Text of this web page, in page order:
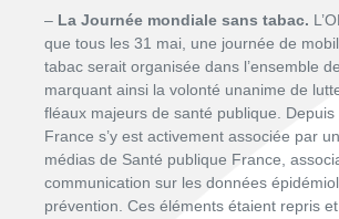
– La Journée mondiale sans tabac.
que tous les 31 mai, une journée de
tabac serait organisée dans l’ensemble
marquant ainsi la volonté unanime de
fléaux majeurs de santé publique. Depuis
France s’y est activement associée par
médias de Santé publique France,
communication sur les données
prévention. Ces éléments étaient repris